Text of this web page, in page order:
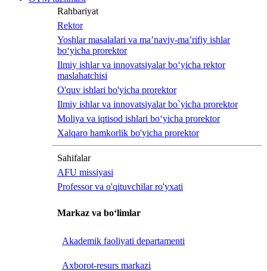
Rahbariyat
Rektor
Yoshlar masalalari va ma’naviy-ma’rifiy ishlar
bo‘yicha prorektor
Ilmiy ishlar va innovatsiyalar bo‘yicha rektor
maslahatchisi
O'quv ishlari bo'yicha prorektor
Ilmiy ishlar va innovatsiyalar bo`yicha prorektor
Moliya va iqtisod ishlari bo‘yicha prorektor
Xalqaro hamkorlik bo'yicha prorektor
Sahifalar
AFU missiyasi
Professor va o'qituvchilar ro'yxati
Markaz va bo‘limlar
Akademik faoliyati departamenti
Axborot-resurs markazi